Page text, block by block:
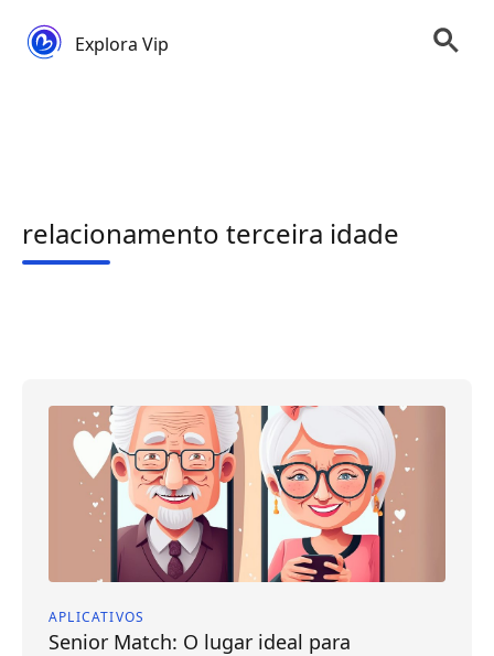
Explora Vip
relacionamento terceira idade
APLICATIVOS
Senior Match: O lugar ideal para